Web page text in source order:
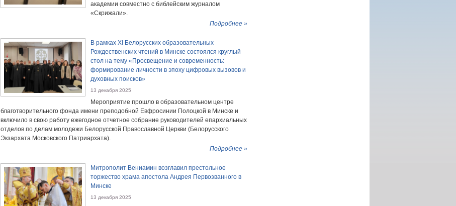
академии совместно с библейским журналом
«Скрижали».
Подробнее »
В рамках XI Белорусских образовательных
Рождественских чтений в Минске состоялся круглый
стол на тему «Просвещение и современность:
формирование личности в эпоху цифровых вызовов и
духовных поисков»
13 декабря 2025
Мероприятие прошло в образовательном центре
благотворительного фонда имени преподобной Евфросинии Полоцкой в Минске и
включило в свою работу ежегодное отчетное собрание руководителей епархиальных
отделов по делам молодежи Белорусской Православной Церкви (Белорусского
Экзархата Московского Патриархата).
Подробнее »
Митрополит Вениамин возглавил престольное
торжество храма апостола Андрея Первозванного в
Минске
13 декабря 2025